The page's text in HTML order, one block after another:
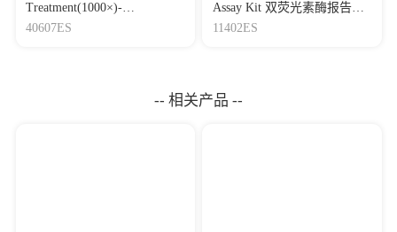
Treatment(1000×)-
Mycoplasma Elimination
40607ES
Assay Kit 双荧光素酶报告基
因检测试剂盒
11402ES
-- 相关产品 --